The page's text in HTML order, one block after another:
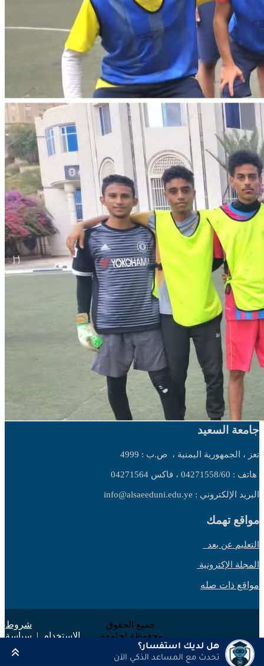
هل لديك استفسار؟
تحدث مع المساعد الذكي الآن
جامعة السعيد
تعز ، الجمهورية اليمنية ، ص.ب : 4999
هاتف : 04271558/60 ، فاكس 04271564
البريد الإلكتروني : info@alsaeeduni.edu.ye
مواقع تهمك
التعليم عن بعد
المجلة الإكترونية
مواقع ذات صله
جميع الحقوق
محفوظة لجامعة
السعيد 2025 ©
شروط
الاستخدام
| سياسة
الخصوصية